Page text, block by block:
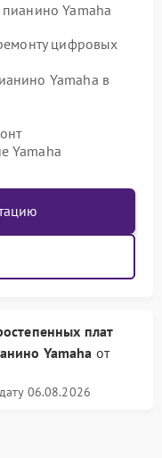
Yamaha
цифровых
Yamaha в
Yamaha
плат
Yamaha от
06.08.2026